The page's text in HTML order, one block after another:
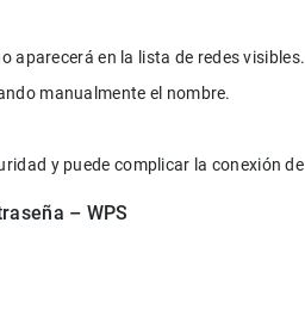
aparecerá en la lista de redes visibles.
– WPS